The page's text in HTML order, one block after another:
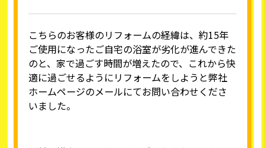
こちらのお客様のリフォームの経緯は、約15年
ご使用になったご自宅の浴室が劣化が進んできた
のと、家で過ごす時間が増えたので、これから快
適に過ごせるようにリフォームをしようと弊社
ホームページのメールにてお問い合わせくださ
いました。